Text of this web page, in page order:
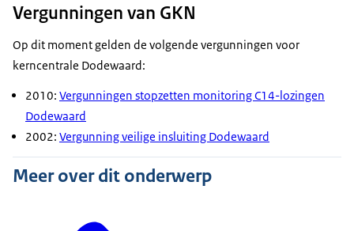
Vergunningen van GKN
Op dit moment gelden de volgende vergunningen voor
kerncentrale Dodewaard:
2010: Vergunningen stopzetten monitoring C14-lozingen
Dodewaard
2002: Vergunning veilige insluiting Dodewaard
Meer over dit onderwerp